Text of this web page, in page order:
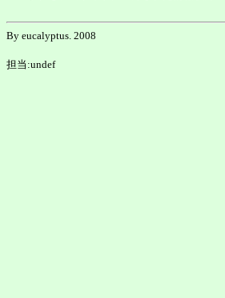
By eucalyptus. 2008
担当:undef